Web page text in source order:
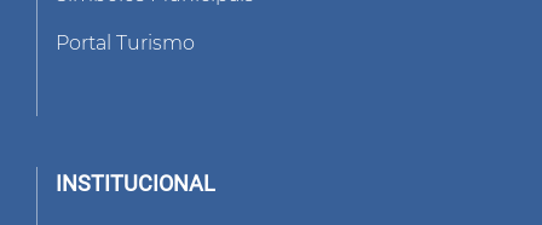
Portal Turismo
INSTITUCIONAL